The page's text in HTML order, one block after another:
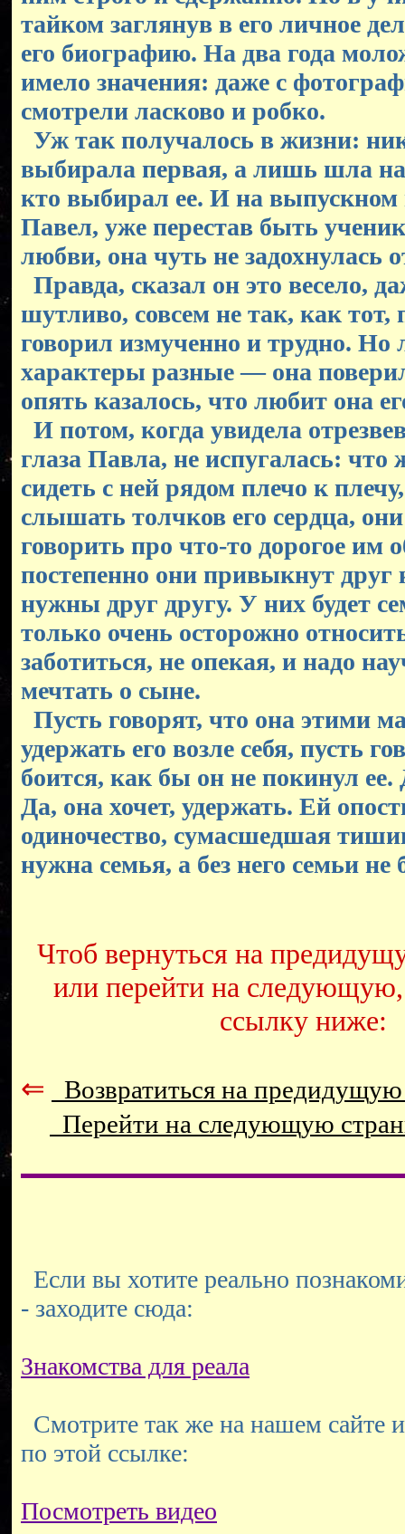
тайком заглянув в его личное
его биографию. На два года
имело значения: даже с
смотрели ласково и робко.
Уж так получалось в жизни:
выбирала первая, а лишь шла
кто выбирал ее. И на выпускном
Павел, уже перестав быть
любви, она чуть не задохнулась
Правда, сказал он это весело,
шутливо, совсем не так, как
говорил измученно и трудно. Но
характеры разные — она
опять казалось, что любит она
И потом, когда увидела
глаза Павла, не испугалась: что
сидеть с ней рядом плечо к
слышать толчков его сердца, они
говорить про что-то дорогое им
постепенно они привыкнут друг
нужны друг другу. У них будет
только очень осторожно
заботиться, не опекая, и надо
мечтать о сыне.
Пусть говорят, что она этими
удержать его возле себя, пусть
боится, как бы он не покинул ее.
Да, она хочет, удержать. Ей
одиночество, сумасшедшая
нужна семья, а без него семьи не
Чтоб вернуться на
или перейти на
ссылку ниже:
⇐
Возвратиться на
Перейти на следующую
Если вы хотите реально
- заходите сюда:
Знакомства для реала
Смотрите так же на нашем сайте
по этой ссылке:
Посмотреть видео